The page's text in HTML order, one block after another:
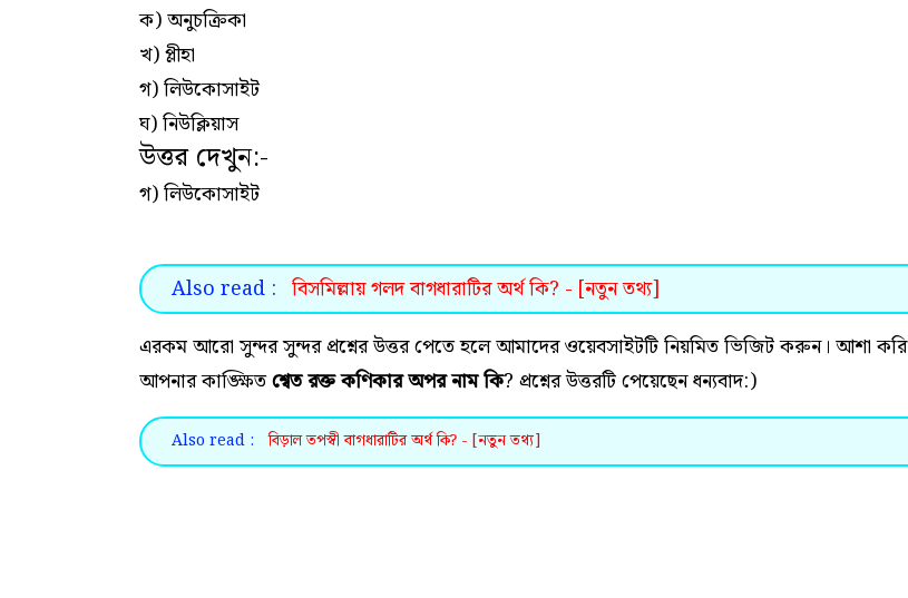
ক) অনুচক্রিকা
খ) প্লীহা
গ) লিউকোসাইট
ঘ) নিউক্লিয়াস
উত্তর দেখুন:-
গ) লিউকোসাইট
Also read : বিসমিল্লায় গলদ বাগধারাটির অর্থ কি? - [নতুন তথ্য]
এরকম আরো সুন্দর সুন্দর প্রশ্নের উত্তর পেতে হলে আমাদের ওয়েবসাইটটি নিয়মিত ভিজিট করুন। আশা করি
আপনার কাঙ্ক্ষিতশ্বেত রক্ত কণিকার অপর নাম কি? প্রশ্নের উত্তরটি পেয়েছেন ধন্যবাদ:)
Also read : বিড়াল তপস্বী বাগধারাটির অর্থ কি? - [নতুন তথ্য]